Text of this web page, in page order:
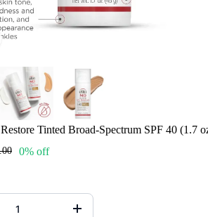
Tinted Broad-Spectrum SPF 40 (1.7
0% off